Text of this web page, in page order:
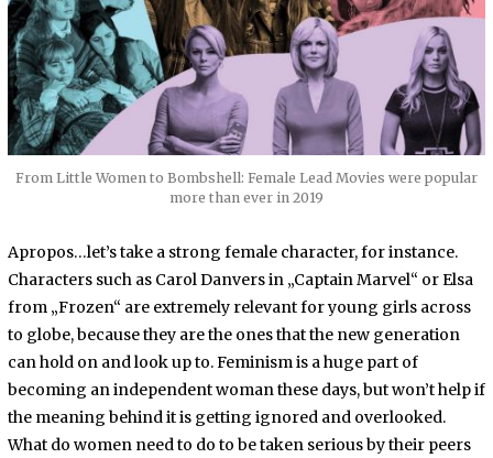
From Little Women to Bombshell: Female Lead Movies were popular
more than ever in 2019
Apropos…let’s take a strong female character, for instance.
Characters such as Carol Danvers in „Captain Marvel“ or Elsa
from „Frozen“ are extremely relevant for young girls across
to globe, because they are the ones that the new generation
can hold on and look up to. Feminism is a huge part of
becoming an independent woman these days, but won’t help if
the meaning behind it is getting ignored and overlooked.
What do women need to do to be taken serious by their peers